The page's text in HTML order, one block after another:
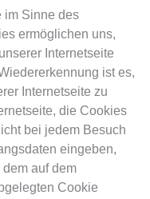
im Sinne des
ermöglichen uns,
Internetseite
ist es,
Internetseite zu
die Cookies
bei jedem Besuch
eingeben,
auf dem
Cookie